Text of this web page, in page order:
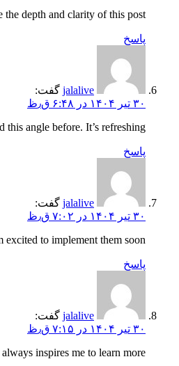
the depth and clarity of this post.
پاسخ
jalalive گفت:
۳۰ تیر ۱۴۰۴ در ۶:۴۸ ق٫ظ
this angle before. It’s refreshing!
پاسخ
jalalive گفت:
۳۰ تیر ۱۴۰۴ در ۷:۰۲ ق٫ظ
excited to implement them soon.
پاسخ
jalalive گفت:
۳۰ تیر ۱۴۰۴ در ۷:۱۵ ق٫ظ
inspires me to learn more.